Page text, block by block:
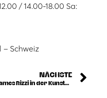
/ 14.00-18.00 Sa:
– Schweiz
NÄCHSTE
James Rizzi in der Kunsthandlung Pitz